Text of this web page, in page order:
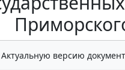
Актуальную версию